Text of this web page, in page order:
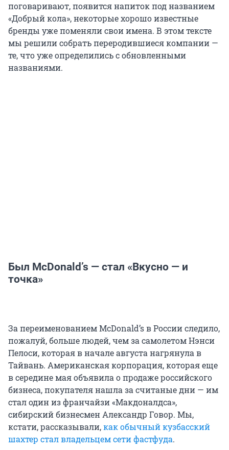
поговаривают, появится напиток под названием
«Добрый кола», некоторые хорошо известные
бренды уже поменяли свои имена. В этом тексте
мы решили собрать переродившиеся компании —
те, что уже определились с обновленными
названиями.
Был McDonald’s — стал «Вкусно — и
точка»
За переименованием McDonald’s в России следило,
пожалуй, больше людей, чем за самолетом Нэнси
Пелоси, которая в начале августа нагрянула в
Тайвань. Американская корпорация, которая еще
в середине мая объявила о продаже российского
бизнеса, покупателя нашла за считаные дни — им
стал один из франчайзи «Макдоналдса»,
сибирский бизнесмен Александр Говор. Мы,
кстати, рассказывали,как обычный кузбасский
шахтер стал владельцем сети фастфуда.